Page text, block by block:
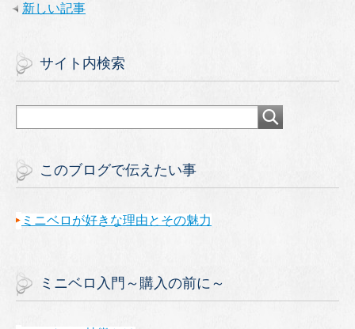
新しい記事
サイト内検索
このブログで伝えたい事
ミニベロが好きな理由とその魅力
ミニベロ入門～購入の前に～